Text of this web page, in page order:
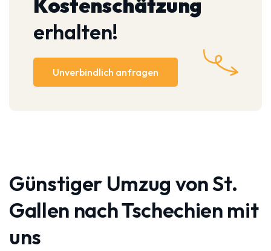
erhalten!
Unverbindlich anfragen
Günstiger Umzug von St.
Gallen nach Tschechien mit
uns